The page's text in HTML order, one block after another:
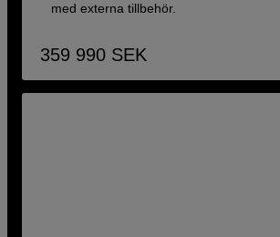
med externa tillbehör.
359 990 SEK